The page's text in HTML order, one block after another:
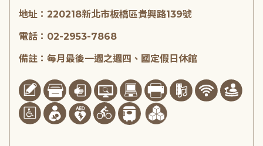
地址：220218新北市板橋區貴興路139號
電話：02-2953-7868
備註：每月最後一週之週四、國定假日休館